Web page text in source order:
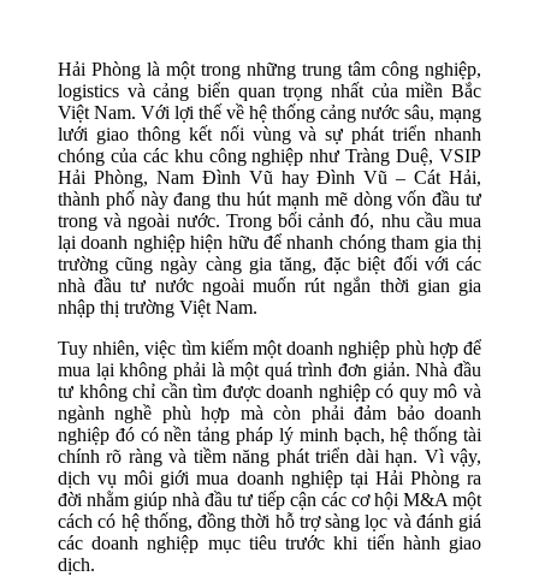
Hải Phòng là một trong những trung tâm công nghiệp,
logistics và cảng biển quan trọng nhất của miền Bắc
Việt Nam. Với lợi thế về hệ thống cảng nước sâu, mạng
lưới giao thông kết nối vùng và sự phát triển nhanh
chóng của các khu công nghiệp như Tràng Duệ, VSIP
Hải Phòng, Nam Đình Vũ hay Đình Vũ – Cát Hải,
thành phố này đang thu hút mạnh mẽ dòng vốn đầu tư
trong và ngoài nước. Trong bối cảnh đó, nhu cầu mua
lại doanh nghiệp hiện hữu để nhanh chóng tham gia thị
trường cũng ngày càng gia tăng, đặc biệt đối với các
nhà đầu tư nước ngoài muốn rút ngắn thời gian gia
nhập thị trường Việt Nam.
Tuy nhiên, việc tìm kiếm một doanh nghiệp phù hợp để
mua lại không phải là một quá trình đơn giản. Nhà đầu
tư không chỉ cần tìm được doanh nghiệp có quy mô và
ngành nghề phù hợp mà còn phải đảm bảo doanh
nghiệp đó có nền tảng pháp lý minh bạch, hệ thống tài
chính rõ ràng và tiềm năng phát triển dài hạn. Vì vậy,
dịch vụ môi giới mua doanh nghiệp tại Hải Phòng ra
đời nhằm giúp nhà đầu tư tiếp cận các cơ hội M&A một
cách có hệ thống, đồng thời hỗ trợ sàng lọc và đánh giá
các doanh nghiệp mục tiêu trước khi tiến hành giao
dịch.